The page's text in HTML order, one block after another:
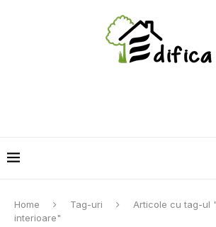
Home Tag-uri
Articole cu tag-ul
interioare"